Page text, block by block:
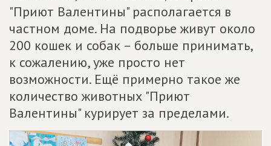
"Приют Валентины" располагается в
частном доме. На подворье живут около
200 кошек и собак – больше принимать,
к сожалению, уже просто нет
возможности. Ещё примерно такое же
количество животных "Приют
Валентины" курирует за пределами.